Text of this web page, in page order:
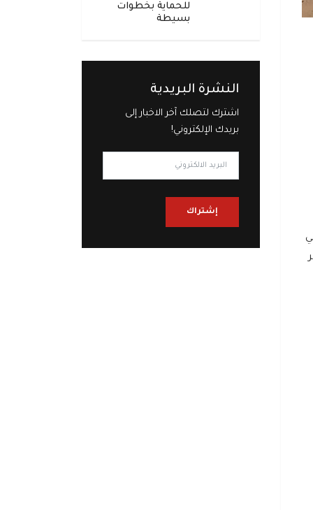
للحماية بخطوات
بسيطة
النشرة البريدية
اشترك لتصلك آخر الاخبار إلى
بريدك الإلكتروني!
إشتراك